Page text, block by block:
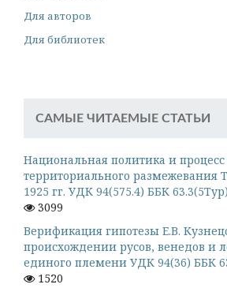
Для авторов
Для библиотек
САМЫЕ ЧИТАЕМЫЕ СТАТЬИ
Национальная политика и
территориального размежевания
1925 гг. УДК 94(575.4) ББК
3099
Верификация гипотезы Е.В.
происхождении русов, венедов и
единого племени УДК 94(36) ББК
1520